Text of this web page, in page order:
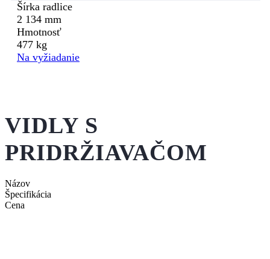
Šírka radlice
2 134 mm
Hmotnosť
477 kg
Na vyžiadanie
VIDLY S
PRIDRŽIAVAČOM
Názov
Špecifikácia
Cena